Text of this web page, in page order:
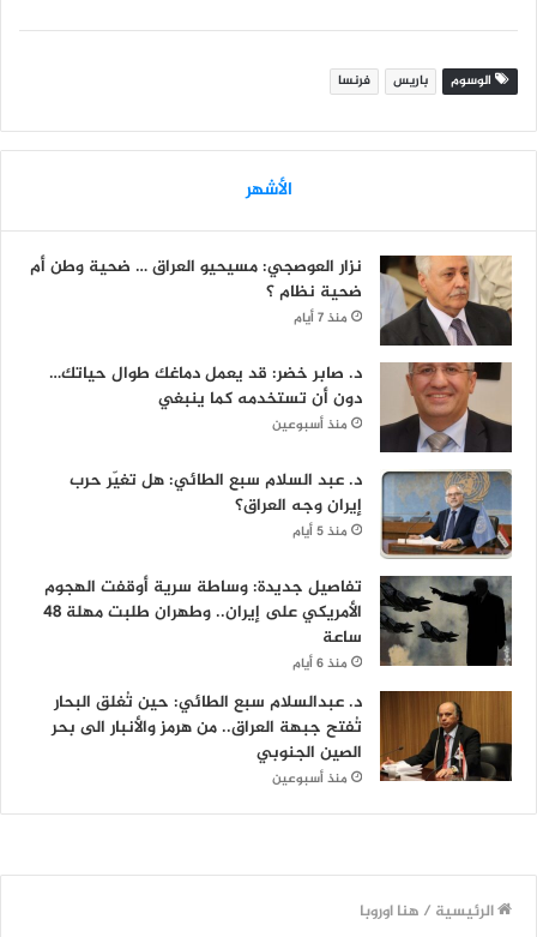
الوسوم باريس فرنسا
الأشهر
نزار العوصجي: مسيحيو العراق … ضحية وطن أم
ضحية نظام ؟
منذ 7 أيام
د. صابر خضر: قد يعمل دماغك طوال حياتك…
دون أن تستخدمه كما ينبغي
منذ أسبوعين
د. عبد السلام سبع الطائي: هل تغيّر حرب
إيران وجه العراق؟
منذ 5 أيام
تفاصيل جديدة: وساطة سرية أوقفت الهجوم
الأمريكي على إيران.. وطهران طلبت مهلة 48
ساعة
منذ 6 أيام
د. عبدالسلام سبع الطائي: حين تُغلق البحار
تُفتح جبهة العراق.. من هرمز والأنبار الى بحر
الصين الجنوبي
منذ أسبوعين